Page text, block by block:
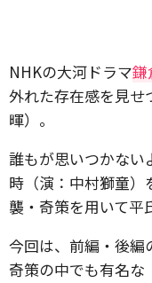
NHKの大河ドラマ鎌
外れた存在感を見せ
暉）。
誰もが思いつかない
時（演：中村獅童
襲・奇策を用いて平
今回は、前編・後編
奇策の中でも有名